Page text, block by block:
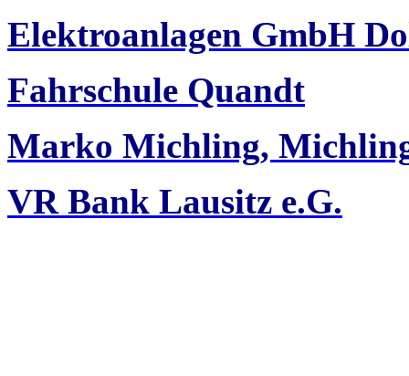
Elektroanlagen GmbH
Fahrschule Quandt
Marko Michling,
VR Bank Lausitz e.G.